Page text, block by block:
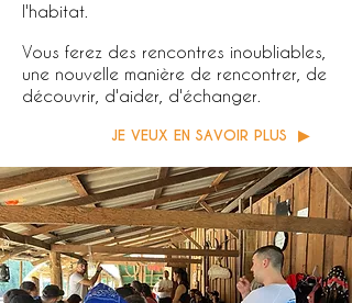
l'habitat.
Vous ferez des rencontres inoubliables,
une nouvelle manière de rencontrer, de
découvrir, d'aider, d'échanger.
JE VEUX EN SAVOIR PLUS ▶︎